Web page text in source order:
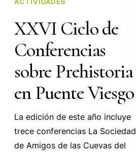
Puente
XXVI Ciclo de
Conferencias
sobre Prehistoria
en Puente Viesgo
La edición de este año incluye
trece conferencias La Sociedad
de Amigos de las Cuevas del